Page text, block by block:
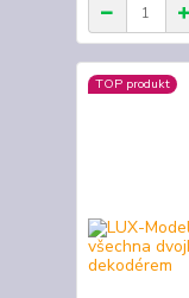
TOP produkt